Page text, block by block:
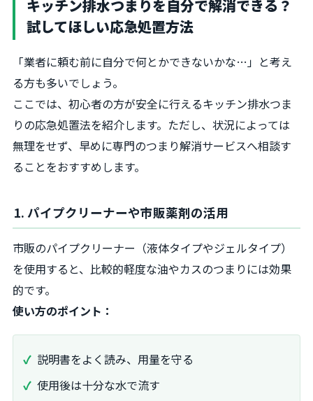
キッチン排水つまりを自分で解消できる？
試してほしい応急処置方法
「業者に頼む前に自分で何とかできないかな…」と考え
る方も多いでしょう。
ここでは、初心者の方が安全に行えるキッチン排水つま
りの応急処置法を紹介します。ただし、状況によっては
無理をせず、早めに専門のつまり解消サービスへ相談す
ることをおすすめします。
1. パイプクリーナーや市販薬剤の活用
市販のパイプクリーナー（液体タイプやジェルタイプ）
を使用すると、比較的軽度な油やカスのつまりには効果
的です。
使い方のポイント：
説明書をよく読み、用量を守る
使用後は十分な水で流す